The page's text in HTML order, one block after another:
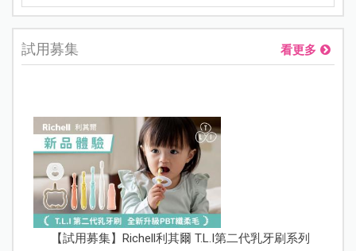
試用募集 看更多
【試用募集】Richell利其爾 T.L.I第二代乳牙刷系列